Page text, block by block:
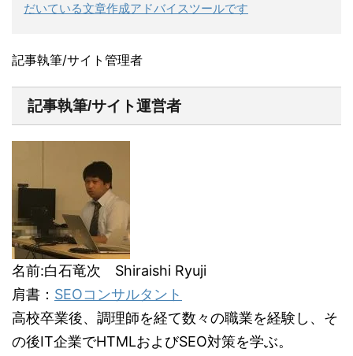
だいている文章作成アドバイスツールです
記事執筆/サイト管理者
記事執筆/サイト運営者
名前:白石竜次 Shiraishi Ryuji
肩書： SEOコンサルタント
高校卒業後、調理師を経て数々の職業を経験し、そ
の後IT企業でHTMLおよびSEO対策を学ぶ。